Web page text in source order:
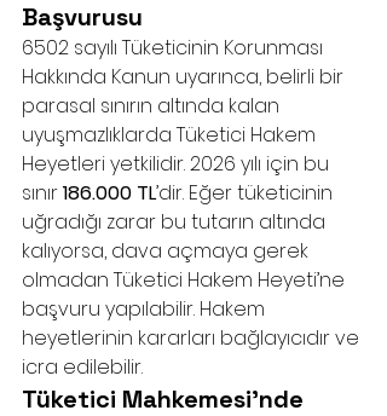
Başvurusu
6502 sayılı Tüketicinin Korunması
Hakkında Kanun uyarınca, belirli bir
parasal sınırın altında kalan
uyuşmazlıklarda Tüketici Hakem
Heyetleri yetkilidir. 2026 yılı için bu
sınır 186.000 TL’dir. Eğer tüketicinin
uğradığı zarar bu tutarın altında
kalıyorsa, dava açmaya gerek
olmadan Tüketici Hakem Heyeti’ne
başvuru yapılabilir. Hakem
heyetlerinin kararları bağlayıcıdır ve
icra edilebilir.
Tüketici Mahkemesi’nde